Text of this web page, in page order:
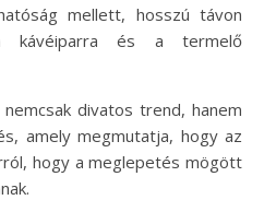
mellett, hosszú távon
kávéiparra és a termelő
divatos trend, hanem
amely megmutatja, hogy az
hogy a meglepetés mögött